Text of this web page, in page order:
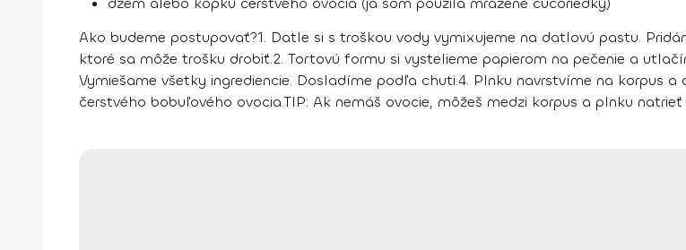
Ako budeme postupovať?1. Datle si s troškou vody vymixujeme na datlovú pastu.
ktoré sa môže trošku drobiť.2. Tortovú formu si vystelieme papierom na pečenie a
Vymiešame všetky ingrediencie. Dosladíme podľa chuti.4. Plnku navrstvíme na korpus
čerstvého bobuľového ovocia.TIP: Ak nemáš ovocie, môžeš medzi korpus a plnku